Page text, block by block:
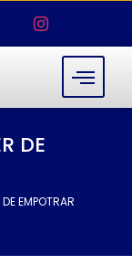
DE
EMPOTRAR